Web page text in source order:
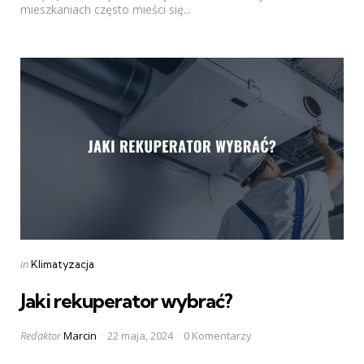
mieszkaniach często mieści się...
Categories
Posted
inKlimatyzacja
Jaki rekuperator wybrać?
Posted
RedaktorMarcin 22 maja, 2024 0 Komentarzy